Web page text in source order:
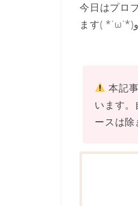
今日はプロ
ます( *˙ω˙*)و
本記
います
ースは除